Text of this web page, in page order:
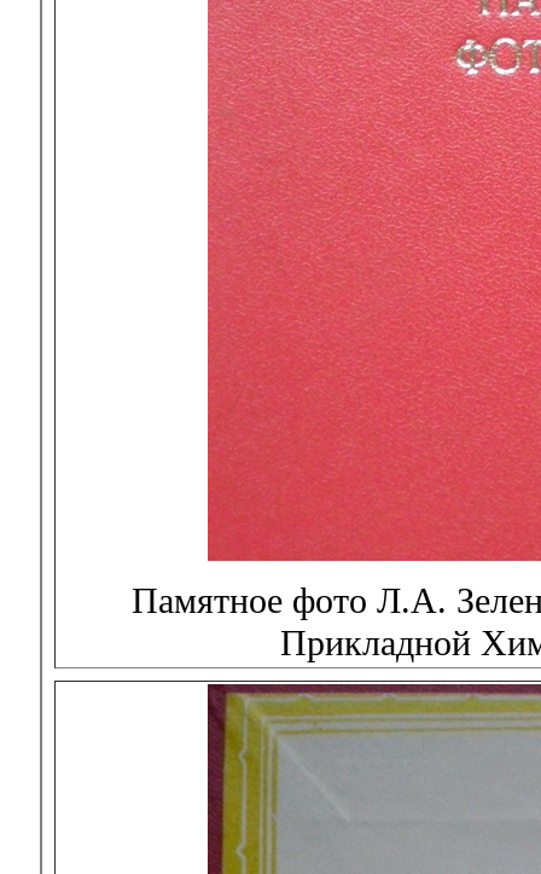
Памятное фото Л.А.
Прикладной